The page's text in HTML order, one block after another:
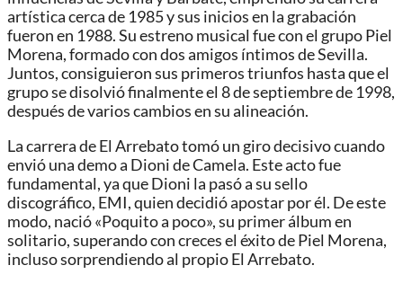
artística cerca de 1985 y sus inicios en la grabación
fueron en 1988. Su estreno musical fue con el grupo Piel
Morena, formado con dos amigos íntimos de Sevilla.
Juntos, consiguieron sus primeros triunfos hasta que el
grupo se disolvió finalmente el 8 de septiembre de 1998,
después de varios cambios en su alineación.
La carrera de El Arrebato tomó un giro decisivo cuando
envió una demo a Dioni de Camela. Este acto fue
fundamental, ya que Dioni la pasó a su sello
discográfico, EMI, quien decidió apostar por él. De este
modo, nació «Poquito a poco», su primer álbum en
solitario, superando con creces el éxito de Piel Morena,
incluso sorprendiendo al propio El Arrebato.